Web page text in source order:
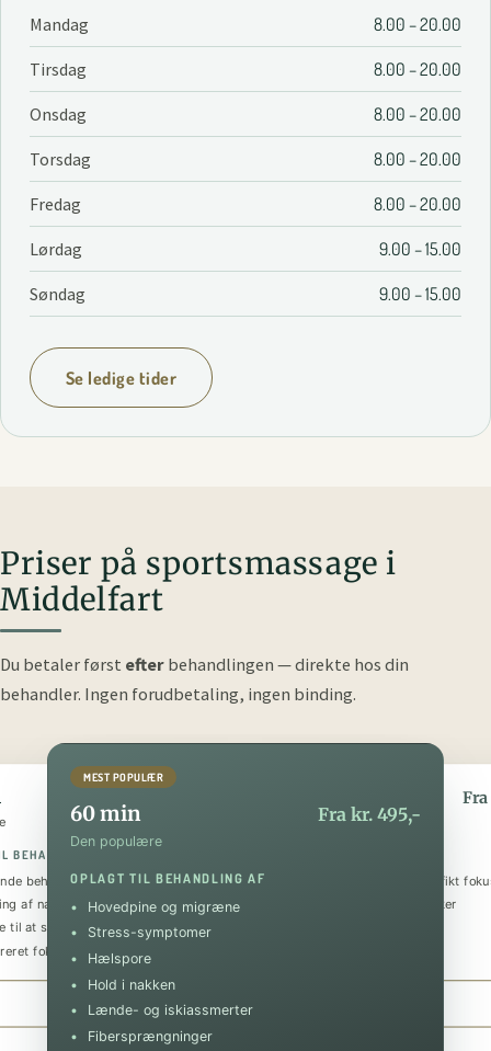
Mandag 8.00 – 20.00
Tirsdag 8.00 – 20.00
Onsdag 8.00 – 20.00
Torsdag 8.00 – 20.00
Fredag 8.00 – 20.00
Lørdag 9.00 – 15.00
Søndag 9.00 – 15.00
Se ledige tider
Priser på sportsmassage i
Middelfart
Du betaler først efter behandlingen — direkte hos din
behandler. Ingen forudbetaling, ingen binding.
BEHANDLING AF
behandling
af nakke og skuldre
til at sænke stressniveauet
fokus på specifik skade
Book 30 min
MEST POPULÆR
60 min Fra kr. 495,-
Den populære
OPLAGT TIL BEHANDLING AF
Hovedpine og migræne
Stress-symptomer
Hælspore
Hold i nakken
Lænde- og iskiassmerter
Fibersprængninger
Fra
Den luksuriøse
Helkropsmassage med et specifikt
Behandling af flere problematikker